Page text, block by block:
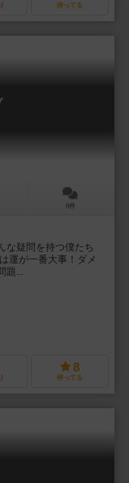
持ってる
0件
な疑問を持つ僕たち
運が一番大事！ダメ
題...
8
持ってる